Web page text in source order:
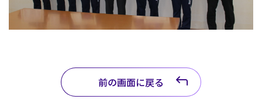
前の画面に戻る